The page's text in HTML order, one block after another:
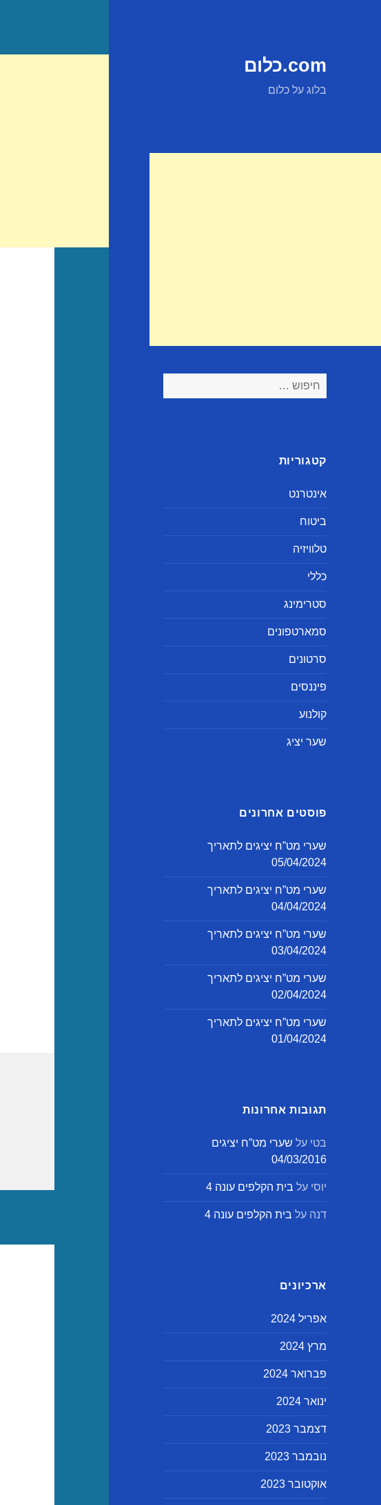
com.כלום
בלוג על כלום
חיפוש:
קטגוריות
אינטרנט
ביטוח
טלוויזיה
כללי
סטרימינג
סמארטפונים
סרטונים
פיננסים
קולנוע
שער יציג
פוסטים אחרונים
שערי מט”ח יציגים לתאריך
05/04/2024
שערי מט”ח יציגים לתאריך
04/04/2024
שערי מט”ח יציגים לתאריך
03/04/2024
שערי מט”ח יציגים לתאריך
02/04/2024
שערי מט”ח יציגים לתאריך
01/04/2024
תגובות אחרונות
בטי על שערי מט”ח יציגים
04/03/2016
יוסי על בית הקלפים עונה 4
דנה על בית הקלפים עונה 4
ארכיונים
אפריל 2024
מרץ 2024
פברואר 2024
ינואר 2024
דצמבר 2023
נובמבר 2023
אוקטובר 2023